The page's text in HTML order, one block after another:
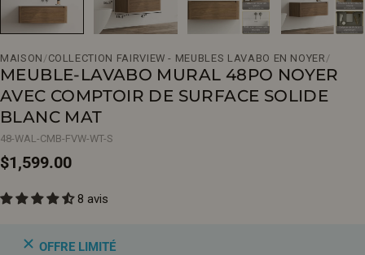
MAISON /COLLECTION FAIRVIEW - MEUBLES LAVABO EN NOYER /
MEUBLE-LAVABO MURAL 48PO NOYER
AVEC COMPTOIR DE SURFACE SOLIDE
BLANC MAT
48-WAL-CMB-FVW-WT-S
Prix
régulier
$1,599.00
8 avis
OFFRE LIMITÉ